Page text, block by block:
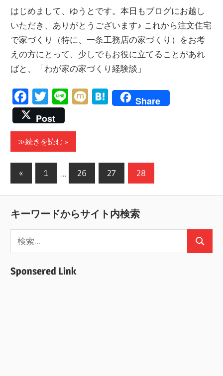
はじめまして、ゆうとです。本日もブログにお越し
いただき、ありがとうございます♪ これから注文住宅
で家づくり（特に、一条工務店の家づくり）をお考
えの方にとって、少しでもお役に立てることがあれ
ばと、「わが家の家づくり経験談」
Facebook
TwitterLineMixiHatena
Share
Post
≫続きを読む
投
ナ
ビ
ゲ
ー
«
の
事
1 … 26 27 28
キーワードからサイト内検索
索:
検
Sponsered Link